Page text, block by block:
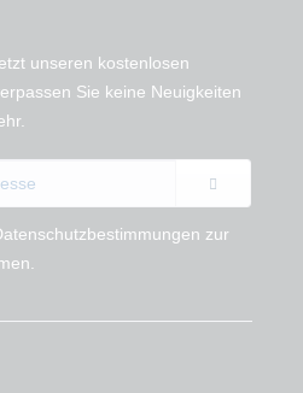
unseren kostenlosen
Sie keine Neuigkeiten
zur